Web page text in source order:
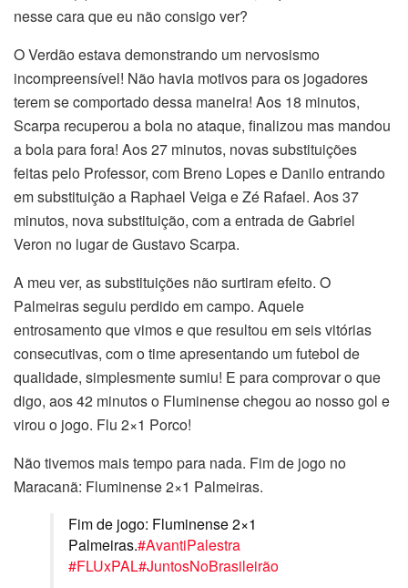
nesse cara que eu não consigo ver?
O Verdão estava demonstrando um nervosismo
incompreensível! Não havia motivos para os jogadores
terem se comportado dessa maneira! Aos 18 minutos,
Scarpa recuperou a bola no ataque, finalizou mas mandou
a bola para fora! Aos 27 minutos, novas substituições
feitas pelo Professor, com Breno Lopes e Danilo entrando
em substituição a Raphael Veiga e Zé Rafael. Aos 37
minutos, nova substituição, com a entrada de Gabriel
Veron no lugar de Gustavo Scarpa.
A meu ver, as substituições não surtiram efeito. O
Palmeiras seguiu perdido em campo. Aquele
entrosamento que vimos e que resultou em seis vitórias
consecutivas, com o time apresentando um futebol de
qualidade, simplesmente sumiu! E para comprovar o que
digo, aos 42 minutos o Fluminense chegou ao nosso gol e
virou o jogo. Flu 2×1 Porco!
Não tivemos mais tempo para nada. Fim de jogo no
Maracanã: Fluminense 2×1 Palmeiras.
Fim de jogo: Fluminense 2×1
Palmeiras.#AvantiPalestra
#FLUxPAL#JuntosNoBrasileirão